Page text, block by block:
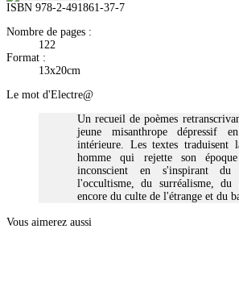
ISBN 978-2-491861-37-7
Nombre de pages :
122
Format :
13x20cm
Le mot d'Electre@
Un recueil de poèmes
jeune misanthrope dépressif
intérieure. Les textes traduisent
homme qui rejette son
inconscient en s'inspirant du
l'occultisme, du surréalisme, du
encore du culte de l'étrange et du
Vous aimerez aussi